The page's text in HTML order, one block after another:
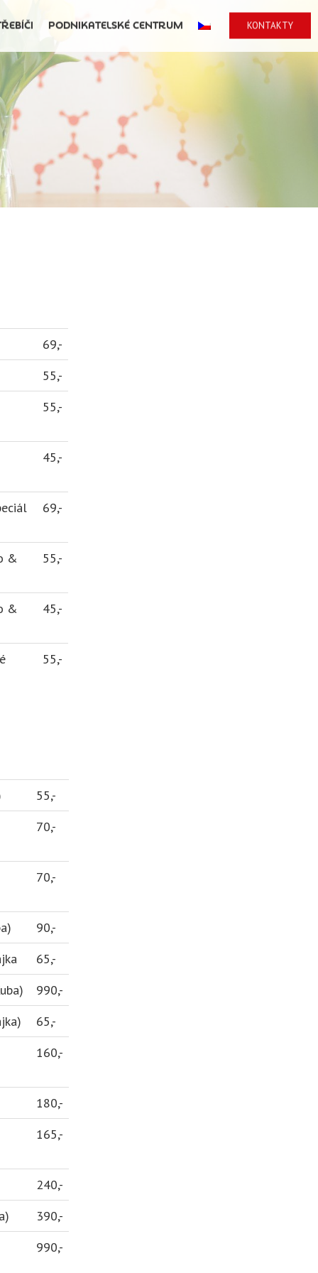
PODNIKATELSKÉ CENTRUM KONTAKTY
69,-
55,-
55,-
45,-
69,-
& 55,-
& 45,-
55,-
55,-
70,-
70,-
90,-
65,-
990,-
65,-
160,-
180,-
165,-
240,-
390,-
990,-